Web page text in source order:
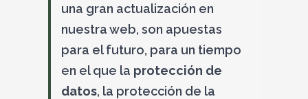
una gran actualización en
nuestra web, son apuestas
para el futuro, para un tiempo
en el que la protección de
datos, la protección de la